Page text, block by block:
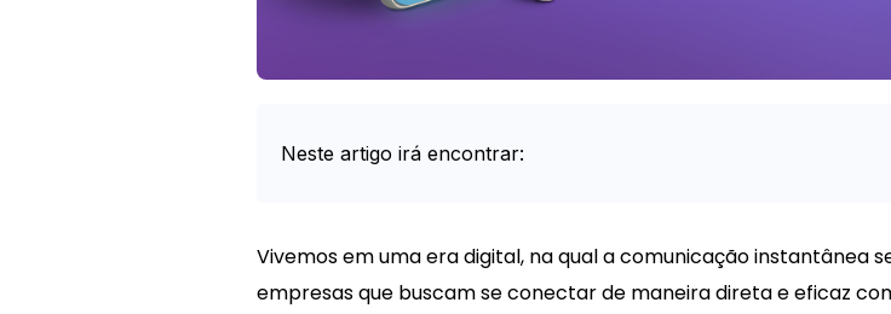
Neste artigo irá encontrar:
Vivemos em uma era digital, na qual a comunicação instantânea
empresas que buscam se conectar de maneira direta e eficaz